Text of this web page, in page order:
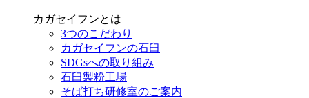
カガセイフンとは
3つのこだわり
カガセイフンの石臼
SDGsへの取り組み
石臼製粉工場
そば打ち研修室のご案内